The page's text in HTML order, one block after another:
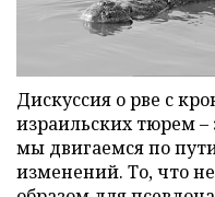
Дискуссия о рве с
израильских тюрем –
мы двигаемся по
изменений. То, что